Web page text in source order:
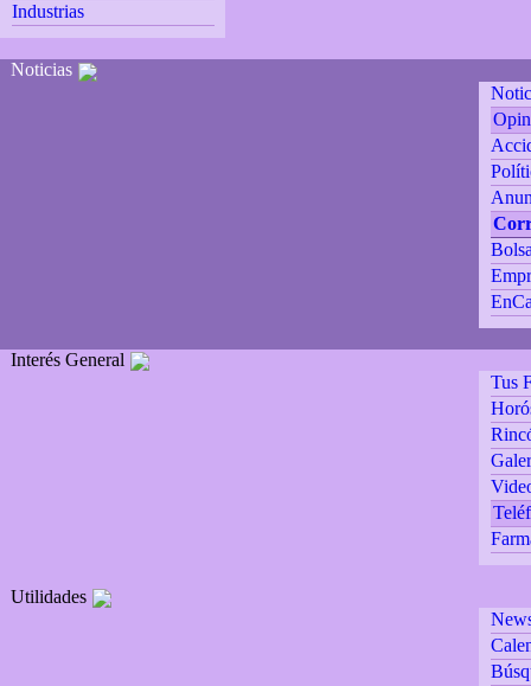
Industrias
Noticias
Interés General
Tus
Utilidades